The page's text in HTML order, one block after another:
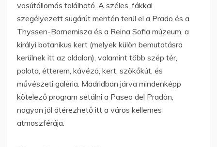
vasútállomás található. A széles, fákkal
szegélyezett sugárút mentén terül el a Prado és a
Thyssen-Bornemisza és a Reina Sofia múzeum, a
királyi botanikus kert (melyek külön bemutatásra
kerülnek itt az oldalon), valamint több szép tér,
palota, étterem, kávézó, kert, szökőkút, és
művészeti galéria. Madridban járva mindenképp
kötelező program sétálni a Paseo del Pradón,
nagyon jól átérezhető itt a város kellemes
atmoszférája.